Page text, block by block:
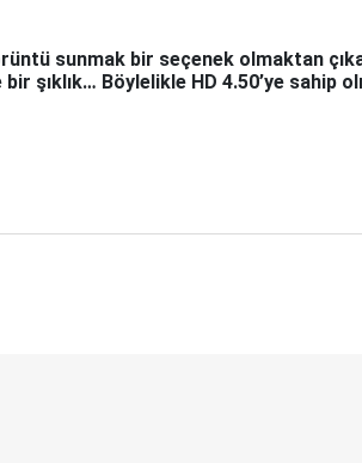
sunmak bir seçenek olmaktan
şıklık… Böylelikle HD 4.50’ye